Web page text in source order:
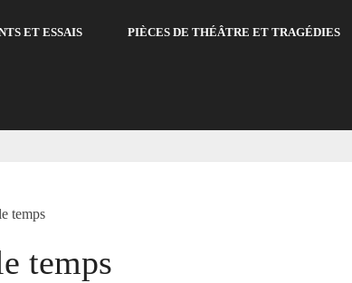
ET ESSAIS PIÈCES DE THÉÂTRE ET TRAGÉDIES
temps
temps